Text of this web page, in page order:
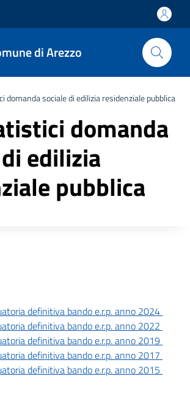
di Arezzo
domanda sociale di edilizia residenziale pubblica
domanda
edilizia
pubblica
definitiva bando e.r.p. anno 2024
definitiva bando e.r.p. anno 2022
definitiva bando e.r.p. anno 2019
definitiva bando e.r.p. anno 2017
definitiva bando e.r.p. anno 2015